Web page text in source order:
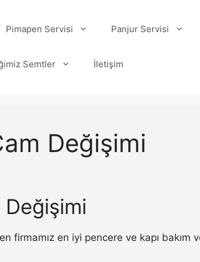
Pimapen Servisi Panjur Servisi
Semtler İletişim
Değişimi
firmamız en iyi pencere ve kapı bakım